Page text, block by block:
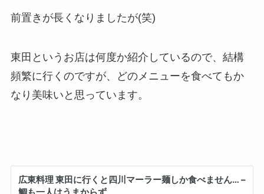
前置きが長くなりましたが(笑)
東田というお店は何度か紹介しているので、結構
頻繁に行くのですが、どのメニューを食べてもか
なり美味いと思っています。